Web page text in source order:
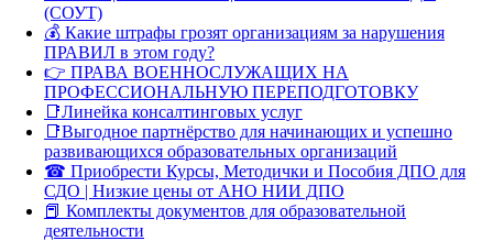
(СОУТ)
💰 Какие штрафы грозят организациям за нарушения
ПРАВИЛ в этом году?
👉 ПРАВА ВОЕННОСЛУЖАЩИХ НА
ПРОФЕССИОНАЛЬНУЮ ПЕРЕПОДГОТОВКУ
📑Линейка консалтинговых услуг
📑Выгодное партнёрство для начинающих и успешно
развивающихся образовательных организаций
☎ Приобрести Курсы, Методички и Пособия ДПО для
СДО | Низкие цены от АНО НИИ ДПО
📕 Комплекты документов для образовательной
деятельности